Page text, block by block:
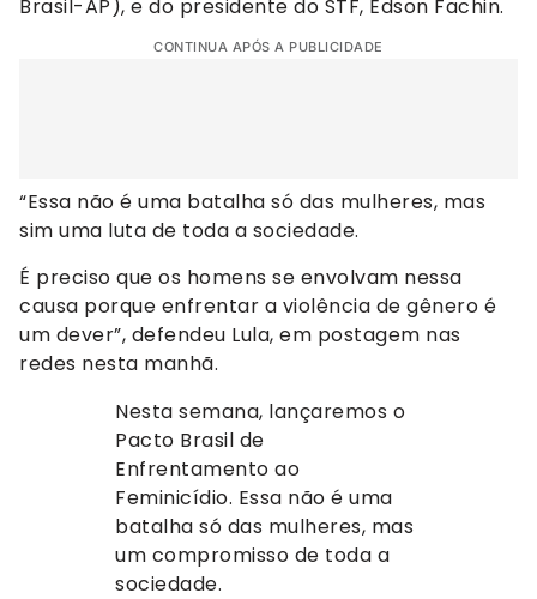
Brasil-AP), e do presidente do STF, Edson Fachin.
CONTINUA APÓS A PUBLICIDADE
“Essa não é uma batalha só das mulheres, mas
sim uma luta de toda a sociedade.
É preciso que os homens se envolvam nessa
causa porque enfrentar a violência de gênero é
um dever”, defendeu Lula, em postagem nas
redes nesta manhã.
Nesta semana, lançaremos o
Pacto Brasil de
Enfrentamento ao
Feminicídio. Essa não é uma
batalha só das mulheres, mas
um compromisso de toda a
sociedade.